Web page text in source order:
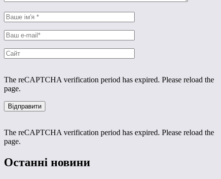
The reCAPTCHA verification period has expired. Please reload the
page.
The reCAPTCHA verification period has expired. Please reload the
page.
Останні новини